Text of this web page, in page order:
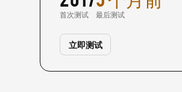
首次测试 最后测试
立即测试